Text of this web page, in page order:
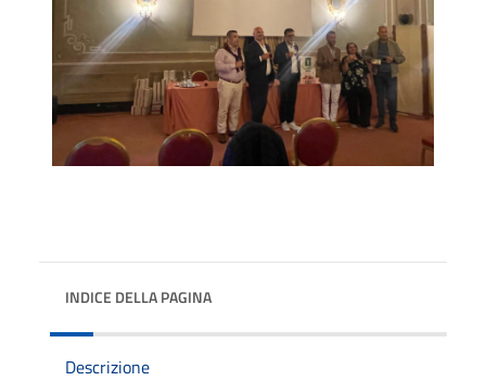
INDICE DELLA PAGINA
Descrizione